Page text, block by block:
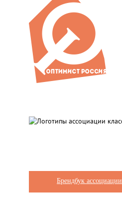
Брендбук ассоциации